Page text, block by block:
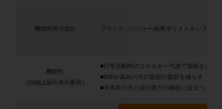
機能性関与成分 ブラックジンジャー由来ポリメトキシフラボ
機能性
（詳細は届出表示参照）
■日常活動時のエネルギー代謝で脂肪を消費
■BMIが高めの方の腹部の脂肪を減らす
■中高年の方の歩行能力の維持に役立つ